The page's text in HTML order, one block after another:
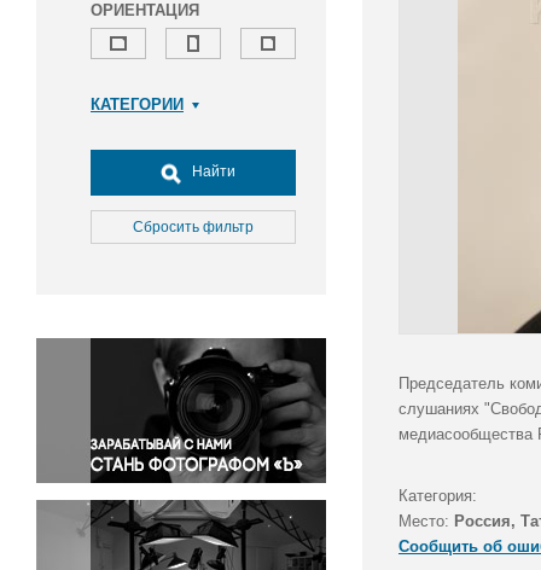
ОРИЕНТАЦИЯ
КАТЕГОРИИ
Досуг, туризм и отдых
Культура
Медицина
Окружающая среда
Политика
Правосудие
Происшествия и конфликты
Религия
Светская жизнь
Спорт
Экология
Найти
Сбросить фильтр
Председатель
слушаниях
медиасообщества
Категория:
Место: Россия,
Сообщить об